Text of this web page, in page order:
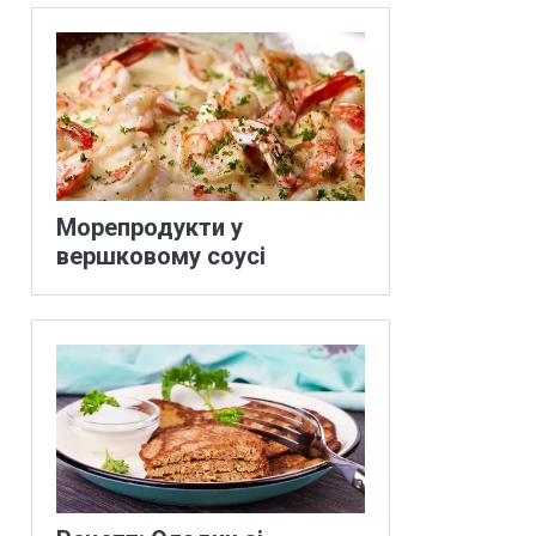
Морепродукти у
вершковому соусі